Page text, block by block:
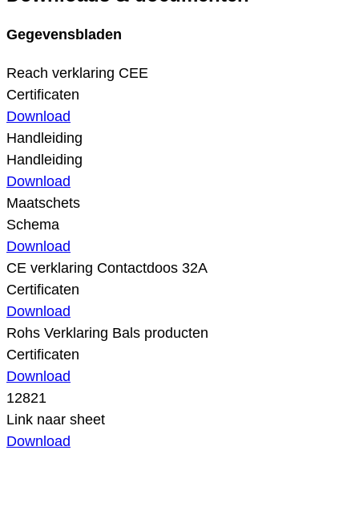
Gegevensbladen
Reach verklaring CEE
Certificaten
Download
Handleiding
Handleiding
Download
Maatschets
Schema
Download
CE verklaring Contactdoos 32A
Certificaten
Download
Rohs Verklaring Bals producten
Certificaten
Download
12821
Link naar sheet
Download